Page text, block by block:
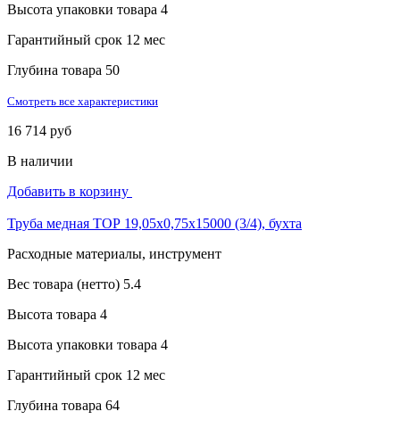
Высота упаковки товара 4
Гарантийный срок 12 мес
Глубина товара 50
Смотреть все характеристики
16 714 руб
В наличии
Добавить в корзину
Труба медная ТОР 19,05х0,75х15000 (3/4), бухта
Расходные материалы, инструмент
Вес товара (нетто) 5.4
Высота товара 4
Высота упаковки товара 4
Гарантийный срок 12 мес
Глубина товара 64